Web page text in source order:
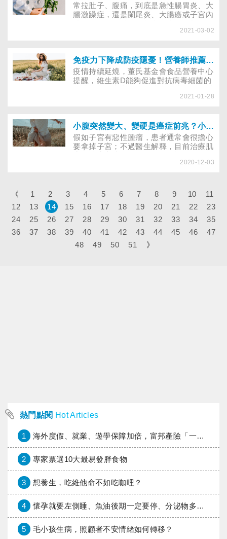
常拉肚子、腹痛，到底是急性腸胃炎、大
腸激躁症，還是闌尾炎、大腸癌或子宮內
特色，以便在黃金治療時間內處理。2021-03-02
免疫力下降成防疫隱憂！營養師推薦6大營養素食物預防染病
疫情持續延燒，董氏基金會食品營養中心
提醒，維生素D能夠促進對抗病毒細菌的
2021-01-28
小腹突然變大、變硬是癌症前兆？小心這幾種肌瘤、腺瘤情況需摘除子宮
假如子宮有惡性腫瘤，患者通常會很擔心
要拿掉子宮；不過醫生解釋，目前治療肌
2020-12-03
《 1 2 3 4 5 6 7 8 9 10
11
12
13 14 15 16 17 18 19 20 21 22
23
24
25 26 27 28 29 30 31 32 33 34
35
36
37 38 39 40 41 42 43 44 45 46
47
48
49 50 51 》
熱門點閱 Hot Articles
1 海外度假、就業、遊學保障加倍，富邦產險「一期逐夢」專案加碼遠距醫療與緊急救援
2 專家票選10大最易發胖食物
3 想養生，吃維他命不如吃咖哩？
4 懷孕就要左側睡、魚油後期一定要停、分泌物多小心高位破水！這些懷孕禁忌，你也信嗎？
5 毛小孩生病，照顧者不安情緒如何轉移？